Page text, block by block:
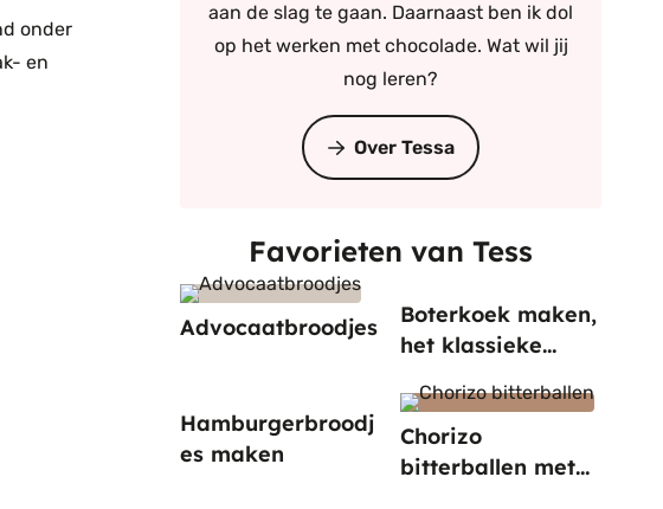
onder
en
aan de slag te gaan. Daarnaast ben ik dol
op het werken met chocolade. Wat wil jij
nog leren?
Over Tessa
Favorieten van Tess
Advocaatbroodjes
Boterkoek maken,
het klassieke
Hamburgerbroodj
es maken
Chorizo
bitterballen met